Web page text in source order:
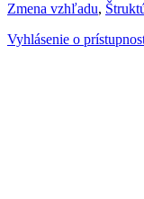
Zmena vzhľadu,
Vyhlásenie o